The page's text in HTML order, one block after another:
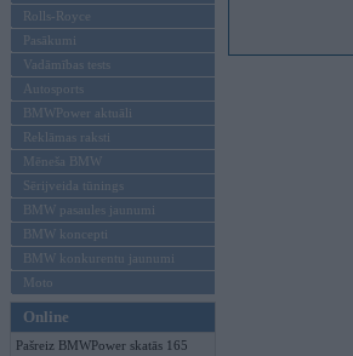
Rolls-Royce
Pasākumi
Vadāmības tests
Autosports
BMWPower aktuāli
Reklāmas raksti
Mēneša BMW
Sērijveida tūnings
BMW pasaules jaunumi
BMW koncepti
BMW konkurentu jaunumi
Moto
Online
Pašreiz BMWPower skatās 165